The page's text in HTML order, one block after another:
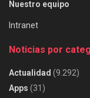
Nuestro equipo
Intranet
Noticias por
Actualidad (9.292)
Apps (31)